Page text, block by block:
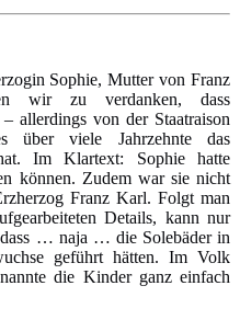
Sophie, Mutter von Franz
wir zu verdanken, dass
allerdings von der Staatraison
über viele Jahrzehnte das
Im Klartext: Sophie hatte
können. Zudem war sie nicht
Franz Karl. Folgt man
Details, kann nur
… naja … die Solebäder in
geführt hätten. Im Volk
die Kinder ganz einfach